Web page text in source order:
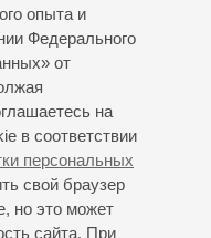
опыта и
Федерального
от
на
в соответствии
персональных
свой браузер
но это может
сайта. При
и хоровыми
оркестр под
встречи на
церемонии.
в телевизионных
удостоен
области культуры;